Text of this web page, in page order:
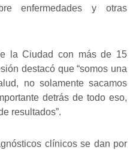
enfermedades y otras
la Ciudad con más de 15
destacó que “somos una
no solamente sacamos
detrás de todo eso,
resultados”.
clínicos se dan por